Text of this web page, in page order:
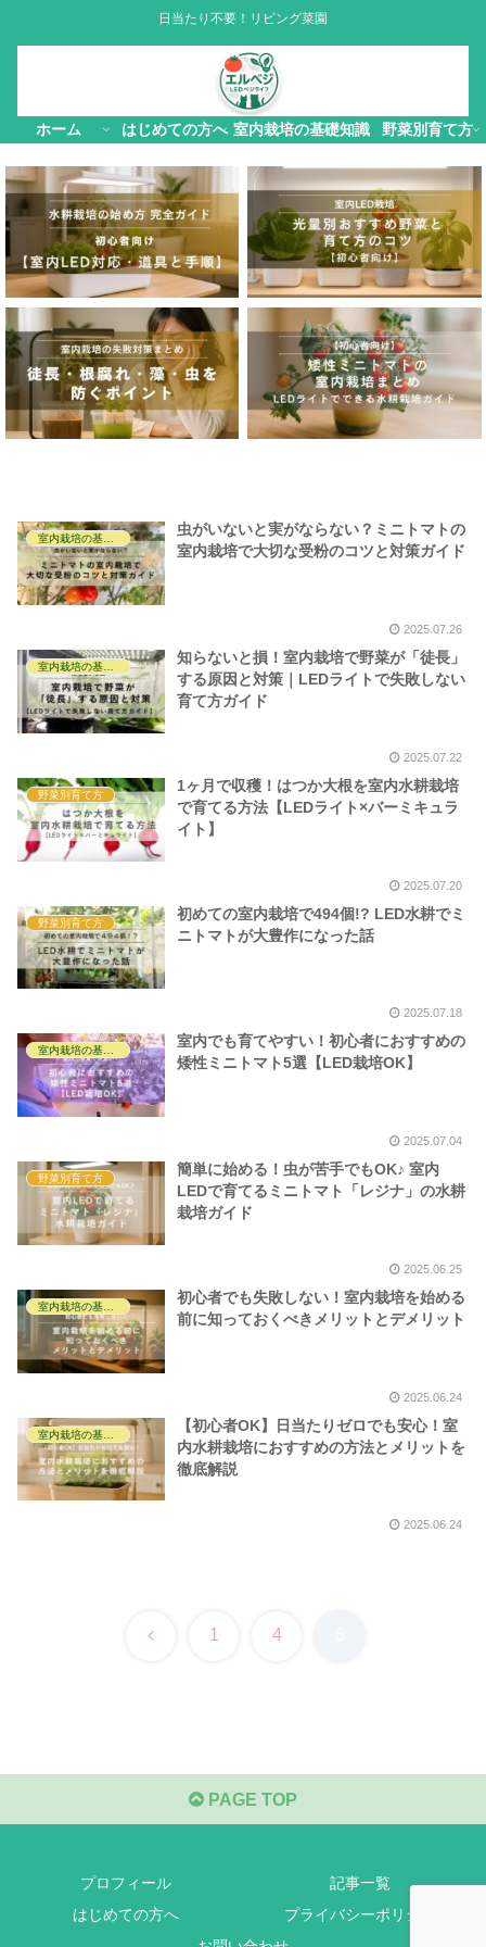
日当たり不要！リビング菜園
ホーム はじめての方へ 室内栽培の基礎知識 野菜別育て方
室内栽培の基礎知識
虫がいないと実がならない？ミニトマトの
室内栽培で大切な受粉のコツと対策ガイド
2025.07.26
知らないと損！室内栽培で野菜が「徒長」
する原因と対策｜LEDライトで失敗しない
育て方ガイド
2025.07.22
野菜別育て方
1ヶ月で収穫！はつか大根を室内水耕栽培
で育てる方法【LEDライト×バーミキュラ
イト】
2025.07.20
野菜別育て方
初めての室内栽培で494個!? LED水耕でミ
ニトマトが大豊作になった話
2025.07.18
室内栽培の基礎知識
室内でも育てやすい！初心者におすすめの
矮性ミニトマト5選【LED栽培OK】
2025.07.04
野菜別育て方
簡単に始める！虫が苦手でもOK♪ 室内
LEDで育てるミニトマト「レジナ」の水耕
栽培ガイド
2025.06.25
初心者でも失敗しない！室内栽培を始める
前に知っておくべきメリットとデメリット
2025.06.24
【初心者OK】日当たりゼロでも安心！室
内水耕栽培におすすめの方法とメリットを
徹底解説
2025.06.24
前 1 4
PAGE TOP
プロフィール
記事一覧
はじめての方へ
プライバシーポリシー